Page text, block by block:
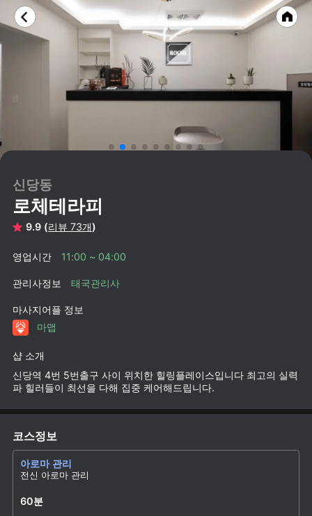
신당동
로체테라피
9.9 (리뷰 73개)
영업시간 11:00 ~ 04:00
관리사정보 태국관리사
마사지어플 정보
마맵
샵 소개
신당역 4번 5번출구 사이 위치한 힐링플레이스입니다 최고의 실력
파 힐러들이 최선을 다해 집중 케어해드립니다.
코스정보
아로마 관리
전신 아로마 관리
60분